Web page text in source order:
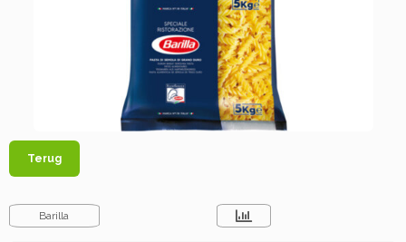
Terug
Barilla